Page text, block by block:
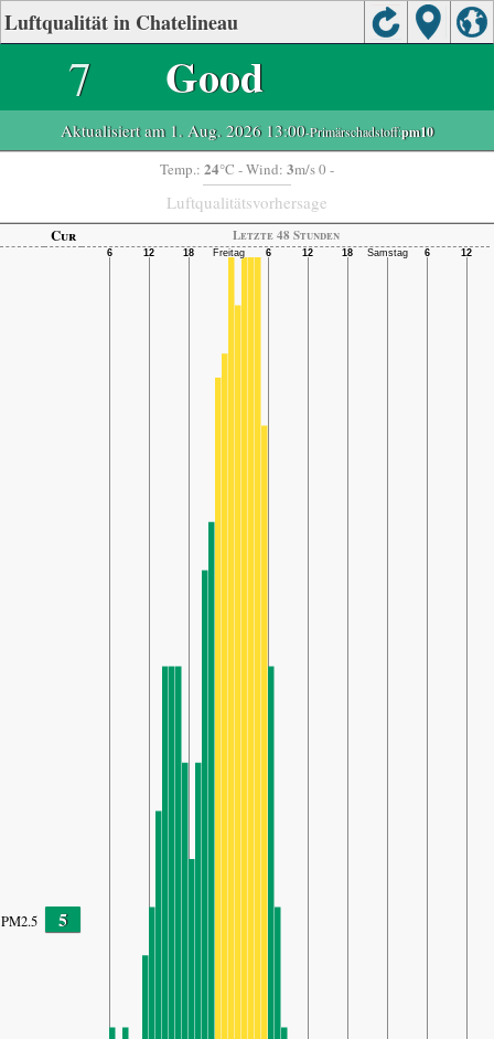
Luftqualität in Chatelineau
7 Good
Aktualisiert am 1. Aug. 2026 13:00-Primärschadstoff:pm10
Temp.: 24°C - Wind: 3m/s 0 -
Luftqualitätsvorhersage
Cur Letzte 48 Stunden
PM2.5 5